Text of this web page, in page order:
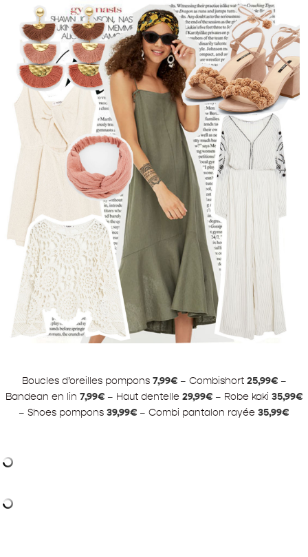
Boucles d’oreilles pompons 7,99€ – Combishort 25,99€ –
Bandean en lin 7,99€ – Haut dentelle 29,99€ – Robe kaki 35,99€
– Shoes pompons 39,99€ – Combi pantalon rayée 35,99€